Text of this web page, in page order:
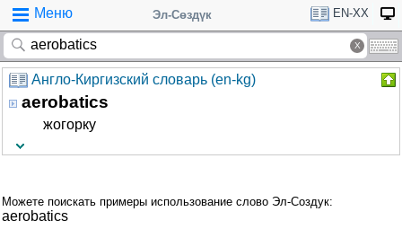
Меню Эл-Сөздүк EN-XX
Англо-Киргизский словарь (en-kg)
aerobatics
жогорку
Можете поискать примеры использование слово Эл-Создук:
aerobatics